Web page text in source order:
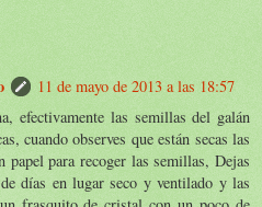
11 de mayo de 2013 a las 18:57
efectivamente las semillas del galán
cuando observes que están secas las
papel para recoger las semillas, Dejas
días en lugar seco y ventilado y las